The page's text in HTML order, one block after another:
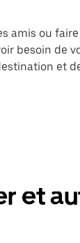
amis ou
besoin de
et
et